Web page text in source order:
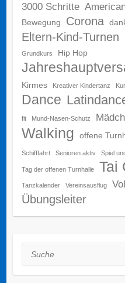
3000 Schritte
Bewegung Corona
Eltern-Kind-Turnen
Grundkurs Hip Hop
Kirmes
Kreativer Kindertanz
Dance
fit Mund-Nasen-Schutz
Walking
offene
Schifffahrt Senioren aktiv Spiel
Tag der offenen Turnhalle Tai
Tanzkalender Vereinsausflug
Übungsleiter
Suche